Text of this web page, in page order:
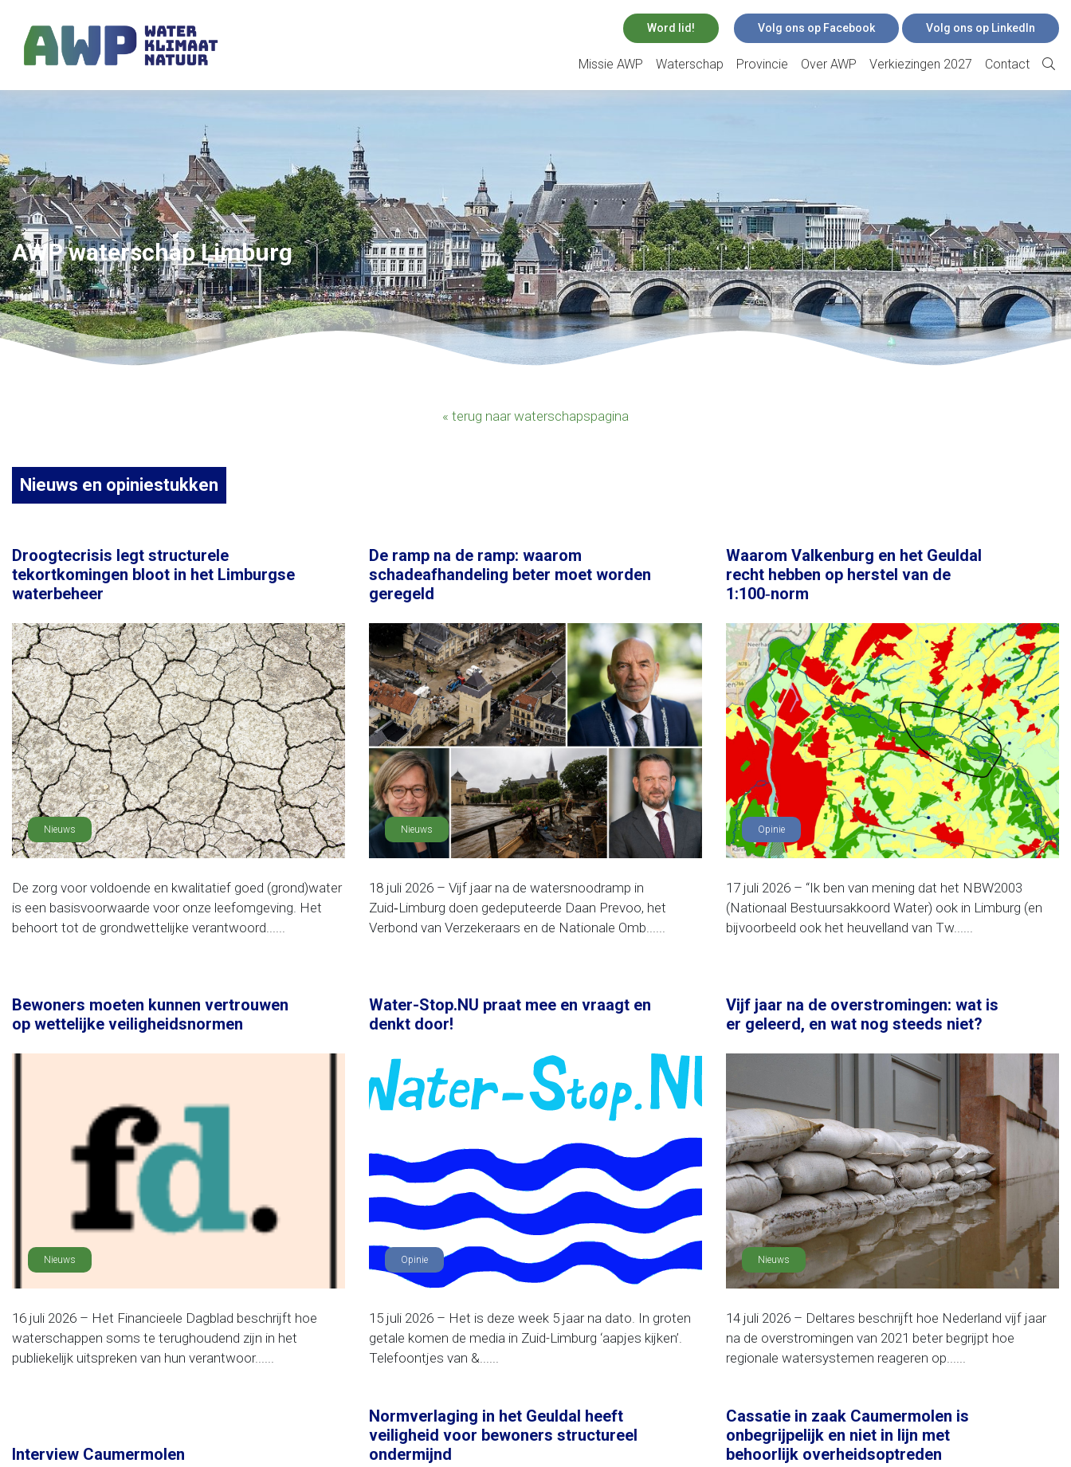
Word lid! Volg ons op Facebook Volg ons op LinkedIn
Missie AWP Waterschap Provincie Over AWP Verkiezingen 2027 Contact
AWP waterschap Limburg
« terug naar waterschapspagina
Nieuws en opiniestukken
Droogtecrisis legt structurele
tekortkomingen bloot in het Limburgse
waterbeheer
Nieuws
De zorg voor voldoende en kwalitatief goed (grond)water
is een basisvoorwaarde voor onze leefomgeving. Het
behoort tot de grondwettelijke verantwoord......
De ramp na de ramp: waarom
schadeafhandeling beter moet worden
geregeld
Nieuws
18 juli 2026 – Vijf jaar na de watersnoodramp in
Zuid‑Limburg doen gedeputeerde Daan Prevoo, het
Verbond van Verzekeraars en de Nationale Omb......
Waarom Valkenburg en het Geuldal
recht hebben op herstel van de
1:100‑norm
Opinie
17 juli 2026 – “Ik ben van mening dat het NBW2003
(Nationaal Bestuursakkoord Water) ook in Limburg (en
bijvoorbeeld ook het heuvelland van Tw......
Bewoners moeten kunnen vertrouwen
op wettelijke veiligheidsnormen
Nieuws
16 juli 2026 – Het Financieele Dagblad beschrijft hoe
waterschappen soms te terughoudend zijn in het
publiekelijk uitspreken van hun verantwoor......
Water-Stop.NU praat mee en vraagt en
denkt door!
Opinie
15 juli 2026 – Het is deze week 5 jaar na dato. In groten
getale komen de media in Zuid-Limburg ‘aapjes kijken’.
Telefoontjes van &......
Vijf jaar na de overstromingen: wat is
er geleerd, en wat nog steeds niet?
Nieuws
14 juli 2026 – Deltares beschrijft hoe Nederland vijf jaar
na de overstromingen van 2021 beter begrijpt hoe
regionale watersystemen reageren op......
Interview Caumermolen
Normverlaging in het Geuldal heeft
veiligheid voor bewoners structureel
ondermijnd
Cassatie in zaak Caumermolen is
onbegrijpelijk en niet in lijn met
behoorlijk overheidsoptreden